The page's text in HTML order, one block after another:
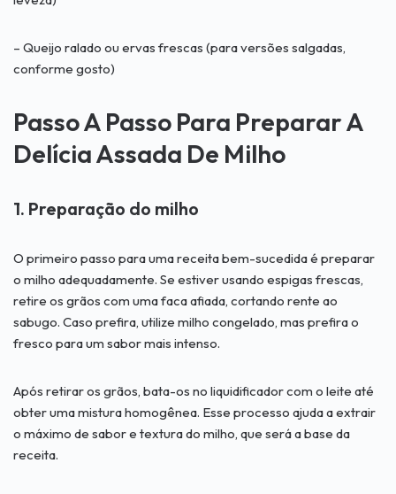
– Queijo ralado ou ervas frescas (para versões salgadas,
conforme gosto)
Passo A Passo Para Preparar A
Delícia Assada De Milho
1. Preparação do milho
O primeiro passo para uma receita bem-sucedida é preparar
o milho adequadamente. Se estiver usando espigas frescas,
retire os grãos com uma faca afiada, cortando rente ao
sabugo. Caso prefira, utilize milho congelado, mas prefira o
fresco para um sabor mais intenso.
Após retirar os grãos, bata-os no liquidificador com o leite até
obter uma mistura homogênea. Esse processo ajuda a extrair
o máximo de sabor e textura do milho, que será a base da
receita.